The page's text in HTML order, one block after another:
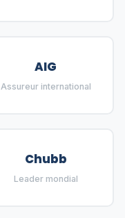
AIG
Assureur international
Chubb
Leader mondial